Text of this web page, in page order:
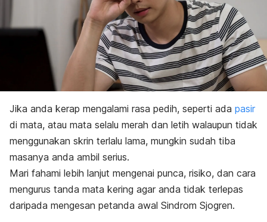
Jika anda kerap mengalami rasa pedih, seperti ada pasir
di mata, atau mata selalu merah dan letih walaupun tidak
menggunakan skrin terlalu lama, mungkin sudah tiba
masanya anda ambil serius.
Mari fahami lebih lanjut mengenai punca, risiko, dan cara
mengurus tanda mata kering agar anda tidak terlepas
daripada mengesan petanda awal Sindrom Sjogren.